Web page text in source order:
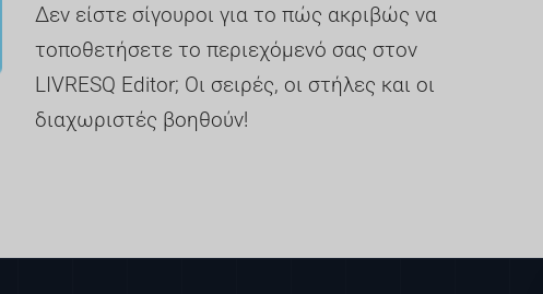
Δεν είστε σίγουροι για το πώς ακριβώς να
τοποθετήσετε το περιεχόμενό σας στον
LIVRESQ Editor; Οι σειρές, οι στήλες και οι
διαχωριστές βοηθούν!